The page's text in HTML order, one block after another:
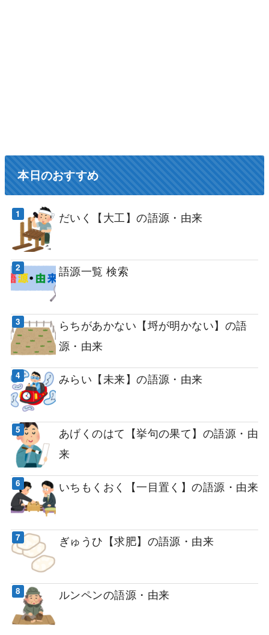
本日のおすすめ
だいく【大工】の語源・由来
語源一覧 検索
らちがあかない【埒が明かない】の語
源・由来
みらい【未来】の語源・由来
あげくのはて【挙句の果て】の語源・由
来
いちもくおく【一目置く】の語源・由来
ぎゅうひ【求肥】の語源・由来
ルンペンの語源・由来